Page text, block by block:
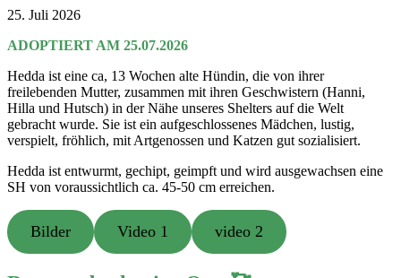
25. Juli 2026
ADOPTIERT AM 25.07.2026
Hedda ist eine ca, 13 Wochen alte Hündin, die von ihrer
freilebenden Mutter, zusammen mit ihren Geschwistern (Hanni,
Hilla und Hutsch) in der Nähe unseres Shelters auf die Welt
gebracht wurde. Sie ist ein aufgeschlossenes Mädchen, lustig,
verspielt, fröhlich, mit Artgenossen und Katzen gut sozialisiert.
Hedda ist entwurmt, gechipt, geimpft und wird ausgewachsen eine
SH von voraussichtlich ca. 45-50 cm erreichen.
Bilder Video 1 video 2